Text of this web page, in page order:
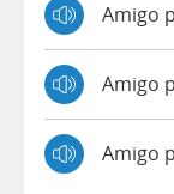
Amigo
Amigo
Amigo